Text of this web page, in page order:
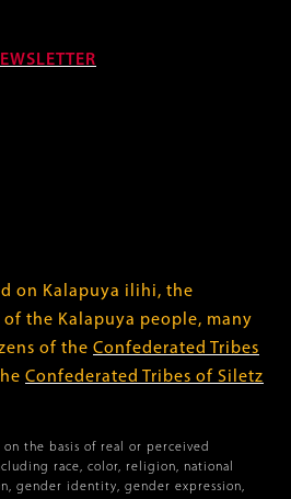
on Kalapuya ilihi, the
the Kalapuya people, many
of the Confederated Tribes
Confederated Tribes of Siletz
the basis of real or perceived
race, color, religion, national
gender identity, gender expression,